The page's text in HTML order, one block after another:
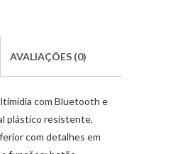
AVALIAÇÕES (0)
com Bluetooth e
plástico resistente,
com detalhes em